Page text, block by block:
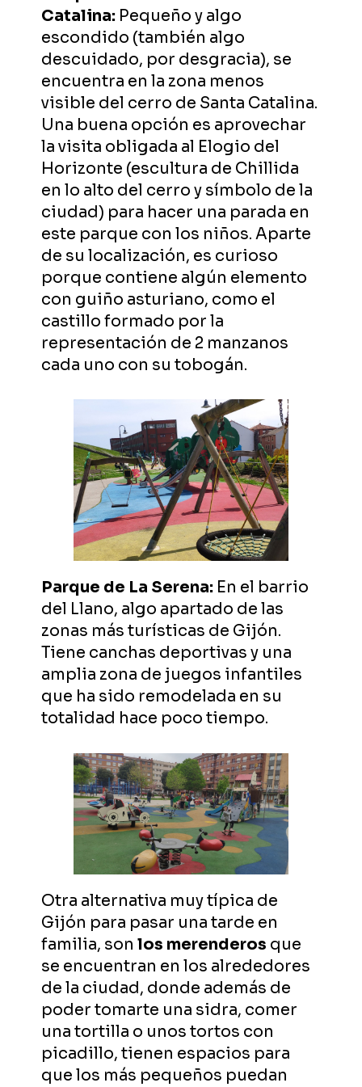
Catalina: Pequeño y algo
escondido (también algo
descuidado, por desgracia), se
encuentra en la zona menos
visible del cerro de Santa Catalina.
Una buena opción es aprovechar
la visita obligada al Elogio del
Horizonte (escultura de Chillida
en lo alto del cerro y símbolo de la
ciudad) para hacer una parada en
este parque con los niños. Aparte
de su localización, es curioso
porque contiene algún elemento
con guiño asturiano, como el
castillo formado por la
representación de 2 manzanos
cada uno con su tobogán.
Parque de La Serena: En el barrio
del Llano, algo apartado de las
zonas más turísticas de Gijón.
Tiene canchas deportivas y una
amplia zona de juegos infantiles
que ha sido remodelada en su
totalidad hace poco tiempo.
Otra alternativa muy típica de
Gijón para pasar una tarde en
familia, son los merenderos que
se encuentran en los alrededores
de la ciudad, donde además de
poder tomarte una sidra, comer
una tortilla o unos tortos con
picadillo, tienen espacios para
que los más pequeños puedan